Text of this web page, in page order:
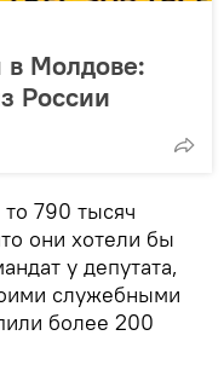
в Молдове:
России
то 790 тысяч
они хотели бы
у депутата,
служебными
более 200